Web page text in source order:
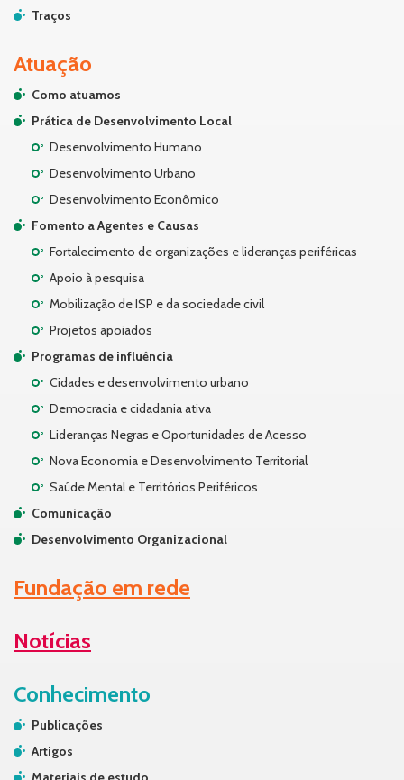
Traços
Atuação
Como atuamos
Prática de Desenvolvimento Local
Desenvolvimento Humano
Desenvolvimento Urbano
Desenvolvimento Econômico
Fomento a Agentes e Causas
Fortalecimento de organizações e lideranças periféricas
Apoio à pesquisa
Mobilização de ISP e da sociedade civil
Projetos apoiados
Programas de influência
Cidades e desenvolvimento urbano
Democracia e cidadania ativa
Lideranças Negras e Oportunidades de Acesso
Nova Economia e Desenvolvimento Territorial
Saúde Mental e Territórios Periféricos
Comunicação
Desenvolvimento Organizacional
Fundação em rede
Notícias
Conhecimento
Publicações
Artigos